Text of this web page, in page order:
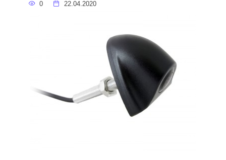
0 22.04.2020